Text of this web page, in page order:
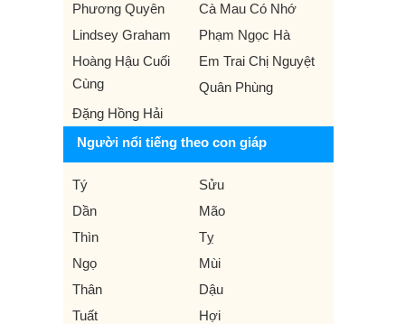
Phương Quyên
Cà Mau Có Nhớ
Lindsey Graham
Phạm Ngọc Hà
Hoàng Hậu Cuối
Cùng
Em Trai Chị Nguyệt
Quân Phùng
Đặng Hồng Hải
Người nổi tiếng theo con giáp
Tý
Sửu
Dần
Mão
Thìn
Tỵ
Ngọ
Mùi
Thân
Dậu
Tuất
Hợi